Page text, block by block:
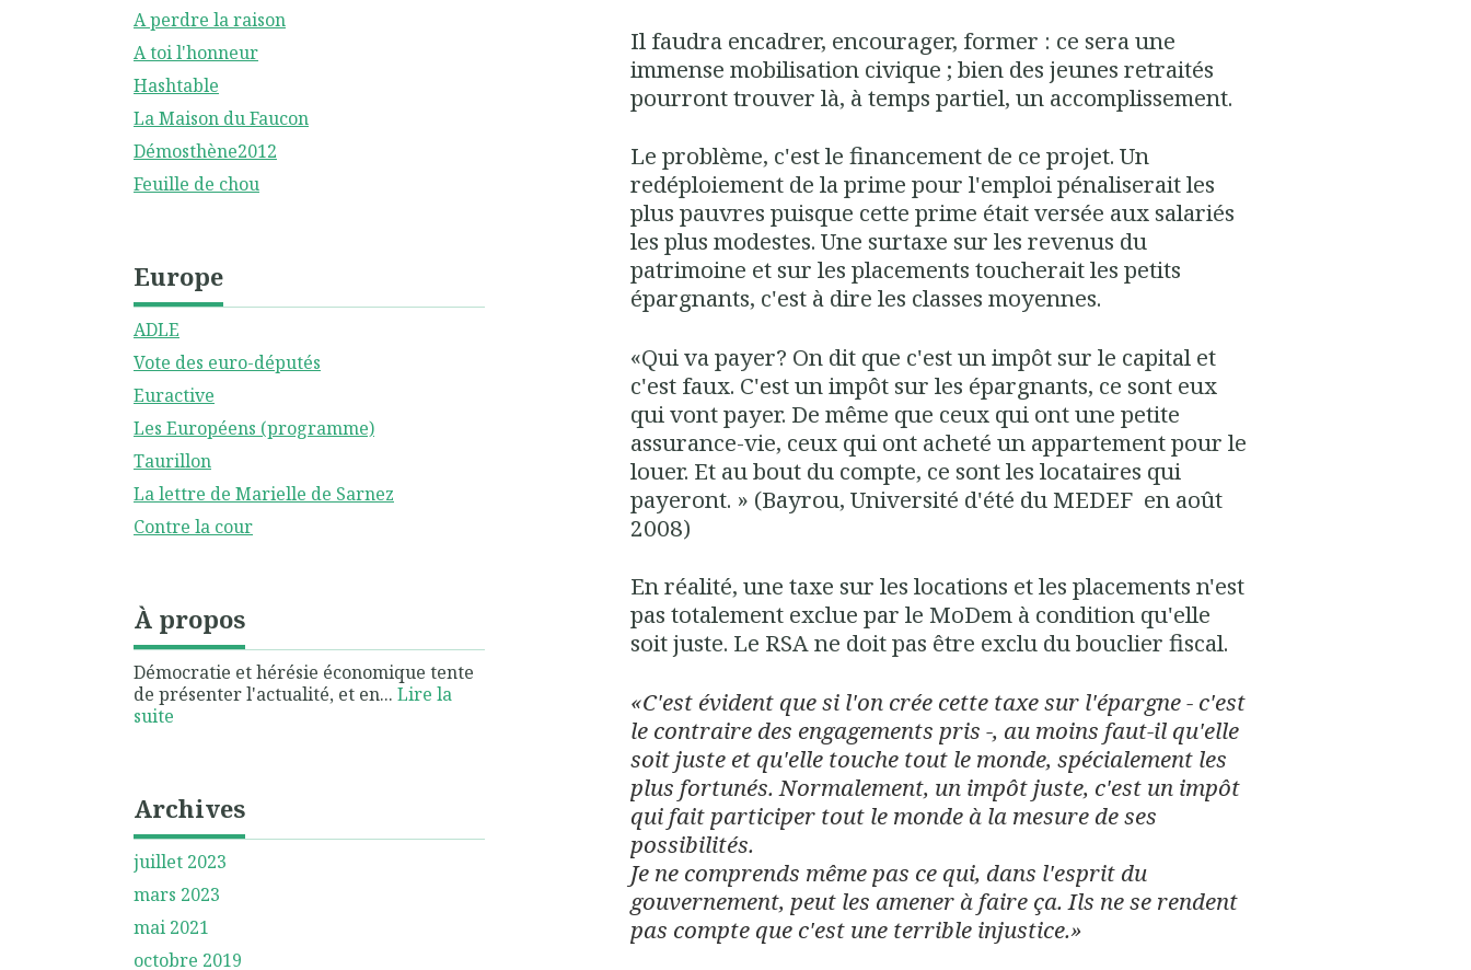
A perdre la raison
A toi l'honneur
Hashtable
La Maison du Faucon
Démosthène2012
Feuille de chou
Europe
ADLE
Vote des euro-députés
Euractive
Les Européens (programme)
Taurillon
La lettre de Marielle de Sarnez
Contre la cour
À propos
Démocratie et hérésie économique tente
de présenter l'actualité, et en... Lire la
suite
Archives
juillet 2023
mars 2023
mai 2021
octobre 2019
Il faudra encadrer, encourager, former : ce sera une
immense mobilisation civique ; bien des jeunes retraités
pourront trouver là, à temps partiel, un accomplissement.
Le problème, c'est le financement de ce projet. Un
redéploiement de la prime pour l'emploi pénaliserait les
plus pauvres puisque cette prime était versée aux salariés
les plus modestes. Une surtaxe sur les revenus du
patrimoine et sur les placements toucherait les petits
épargnants, c'est à dire les classes moyennes.
«Qui va payer? On dit que c'est un impôt sur le capital et
c'est faux. C'est un impôt sur les épargnants, ce sont eux
qui vont payer. De même que ceux qui ont une petite
assurance-vie, ceux qui ont acheté un appartement pour le
louer. Et au bout du compte, ce sont les locataires qui
payeront. » (Bayrou, Université d'été du MEDEF en août
2008)
En réalité, une taxe sur les locations et les placements n'est
pas totalement exclue par le MoDem à condition qu'elle
soit juste. Le RSA ne doit pas être exclu du bouclier fiscal.
«C'est évident que si l'on crée cette taxe sur l'épargne - c'est
le contraire des engagements pris -, au moins faut-il qu'elle
soit juste et qu'elle touche tout le monde, spécialement les
plus fortunés. Normalement, un impôt juste, c'est un impôt
qui fait participer tout le monde à la mesure de ses
possibilités.
Je ne comprends même pas ce qui, dans l'esprit du
gouvernement, peut les amener à faire ça. Ils ne se rendent
pas compte que c'est une terrible injustice.»